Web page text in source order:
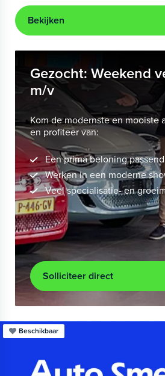
Bekijken
Gezocht: Weekend
m/v
Kom de modernste en mooiste
en profiteer van:
Een prima beloning
Werken in een moderne
Veel specialisatie- en
Solliciteer direct
Beschikbaar